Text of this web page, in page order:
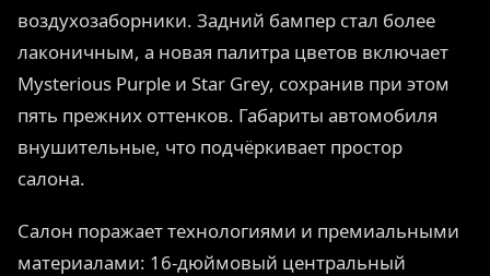
воздухозаборники. Задний бампер стал более
лаконичным, а новая палитра цветов включает
Mysterious Purple и Star Grey, сохранив при этом
пять прежних оттенков. Габариты автомобиля
внушительные, что подчёркивает простор
салона.
Салон поражает технологиями и премиальными
материалами: 16-дюймовый центральный